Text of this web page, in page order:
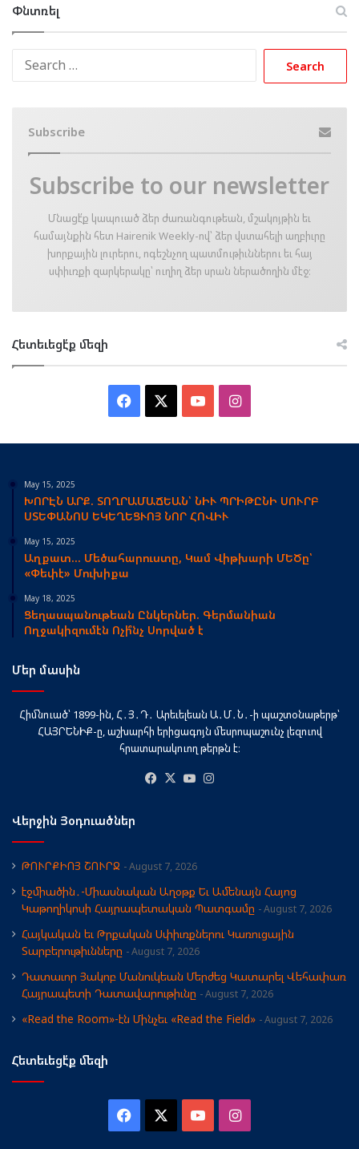
Փնտռել
Subscribe
Subscribe to our newsletter
Մնացէ՛ք կապուած ձեր ժառանգութեան, մշակոյթին եւ
համայնքին հետ Hairenik Weekly-ով՝ ձեր վստահելի աղբիւրը
խորքային լուրերու, ոգեշնչող պատմութիւններու եւ հայ
սփիւռքի զարկերակը՝ ուղիղ ձեր սրան ներածողին մէջ։
Հետեւեցէ՛ք մեզի
Facebook YouTubeInstagram
May 15, 2025
ԽՈՐԷՆ ԱՐՔ. ՏՈՂՐԱՄԱՃԵԱՆ՝ ՆԻՒ ՊՐԻԹԸՆԻ ՍՈՒՐԲ
ՍՏԵՓԱՆՈՍ ԵԿԵՂԵՑՒՈՅ ՆՈՐ ՀՈՎԻՒ
May 15, 2025
Աղքատ… Մեծահարուստը, Կամ Վիթխարի ՄԵԾը՝
«Փեփէ» Մուխիքա
May 18, 2025
Ցեղասպանութեան Ընկերներ. Գերմանիան
Ողջակիզումէն Ոչի՞նչ Սորված է
Մեր մասին
Հիմնուած՝ 1899-ին, Հ․Յ․Դ․ Արեւելեան Ա․Մ․Ն․-ի պաշտօնաթերթ՝
ՀԱՅՐԵՆԻՔ-ը, աշխարհի երիցագոյն մեսրոպաշունչ լեզուով
հրատարակուող թերթն է։
Facebook
X YouTube
Վերջին Յօդուածներ
ԹՈՒՐՔԻՈՅ ՇՈՒՐՋ August 7, 2026
էջմիածին․-Միասնական Աղօթք Եւ Ամենայն Հայոց
Կաթողիկոսի Հայրապետական Պատգամը
August 7, 2026
Հայկական եւ Թրքական Սփիւռքներու Կառուցային
Տարբերութիւնները
August 7, 2026
Դատաւոր Յակոբ Մանուկեան Մերժեց Կատարել Վեհափառ
Հայրապետի Դատավարութիւնը
August 7, 2026
«Read the Room»-էն Մինչեւ «Read the Field» August 7, 2026
Հետեւեցէ՛ք մեզի
Facebook YouTubeInstagram